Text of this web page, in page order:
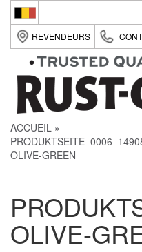
Belgique (fr)
België (nl)
Suomi (fi)
France (fr)
Deutsche (de)
Italia (it)
România (ro)
United Kingdom (en)
REVENDEURS
ACCUEIL
OLIVE-GREEN
OLIVE-